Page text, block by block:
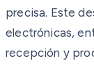
precisa. Este
electrónicas,
recepción y